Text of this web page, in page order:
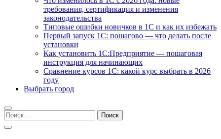
требования, сертификация и изменения
законодательства
Типовые ошибки новичков в 1С и как их избежать
Первый запуск 1С: пошагово — что делать после
установки
Как установить 1С:Предприятие — пошаговая
инструкция для начинающих
Сравнение курсов 1С: какой курс выбрать в 2026
году
Выбрать город
Найти: